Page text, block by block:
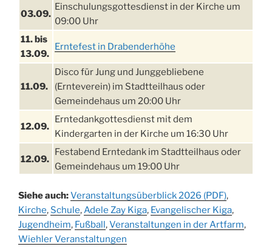
03.09.
Einschulungsgottesdienst in der Kirche um
09:00 Uhr
11. bis
13.09.
Erntefest in Drabenderhöhe
11.09.
Disco für Jung und Junggebliebene
(Ernteverein) im Stadtteilhaus oder
Gemeindehaus um 20:00 Uhr
12.09.
Erntedankgottesdienst mit dem
Kindergarten in der Kirche um 16:30 Uhr
12.09.
Festabend Erntedank im Stadtteilhaus oder
Gemeindehaus um 19:00 Uhr
13.09.
Stadtteilhaus um 14:00 Uhr
19.09.
Schlagerabend im Stadtteilhaus
Drabenderhöhe
Siehe auch:Veranstaltungsüberblick 2026 (PDF),
Kirche, Schule, Adele Zay Kiga, Evangelischer Kiga,
Jugendheim, Fußball,Veranstaltungen in der Artfarm,
Wiehler Veranstaltungen